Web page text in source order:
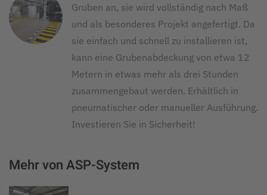
Gruben an, sie wird vollständig nach Maß
und als besonderes Projekt angefertigt. Da
sie einfach und schnell zu installieren ist,
kann eine Grubenabdeckung von etwa 12
Metern in etwas mehr als drei Stunden
zusammengebaut werden. Erhältlich in
pneumatischer oder manueller Ausführung.
Investieren Sie in Sicherheit!
Mehr von ASP-System